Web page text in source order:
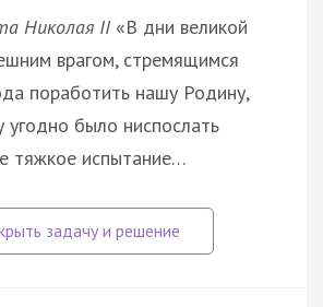
Николая II «В дни великой
врагом, стремящимся
поработить нашу Родину,
угодно было ниспослать
тяжкое испытание…